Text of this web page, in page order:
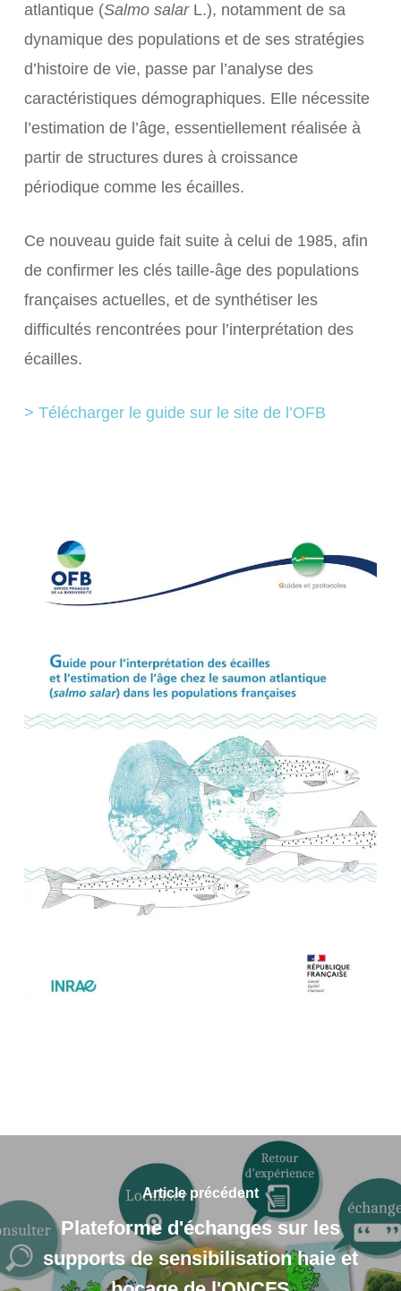
atlantique (Salmo salar L.), notamment de sa
dynamique des populations et de ses stratégies
d’histoire de vie, passe par l’analyse des
caractéristiques démographiques. Elle nécessite
l’estimation de l’âge, essentiellement réalisée à
partir de structures dures à croissance
périodique comme les écailles.
Ce nouveau guide fait suite à celui de 1985, afin
de confirmer les clés taille-âge des populations
françaises actuelles, et de synthétiser les
difficultés rencontrées pour l’interprétation des
écailles.
> Télécharger le guide sur le site de l’OFB
Article précédent
Plateforme d'échanges sur les
supports de sensibilisation haie et